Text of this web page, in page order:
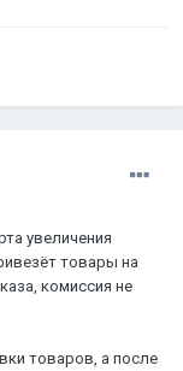
увеличения
товары на
комиссия не
товаров, а после